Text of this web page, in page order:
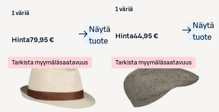
1 väriä
Hinta79,95 €
Näytä
tuote
1 väriä
Hinta44,95 €
Näytä
tuote
Tarkista myymäläsaatavuus Tarkista myymäläsaatavuus